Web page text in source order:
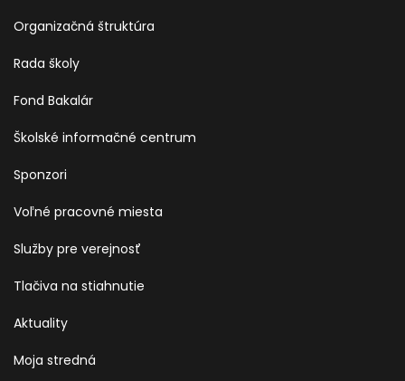
Organizačná štruktúra
Rada školy
Fond Bakalár
Školské informačné centrum
Sponzori
Voľné pracovné miesta
Služby pre verejnosť
Tlačiva na stiahnutie
Aktuality
Moja stredná